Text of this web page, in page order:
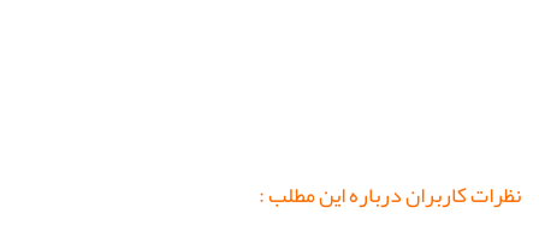
نظرات کاربران درباره این مطلب :